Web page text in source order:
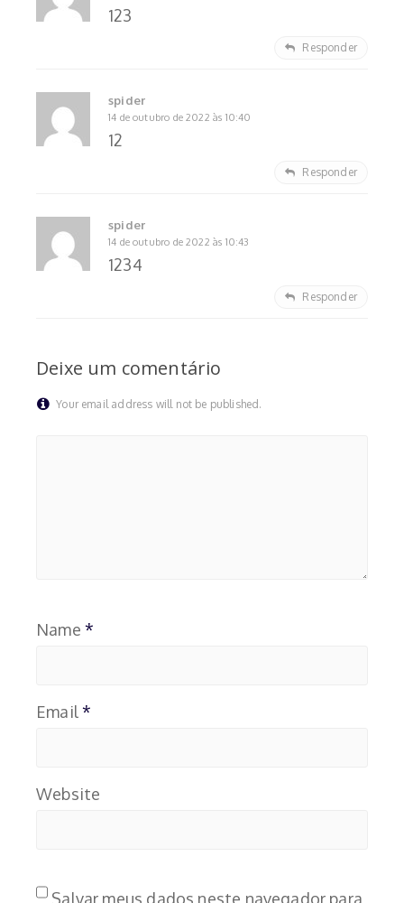
123
Responder
spider
14 de outubro de 2022 às 10:40
12
Responder
spider
14 de outubro de 2022 às 10:43
1234
Responder
Deixe um comentário
Your email address will not be published.
Name *
Email*
Website
Salvar meus dados neste navegador para